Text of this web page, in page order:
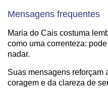
Mensagens frequentes
Maria do Cais costuma
como uma correnteza:
nadar.
Suas mensagens reforçam
coragem e da clareza de